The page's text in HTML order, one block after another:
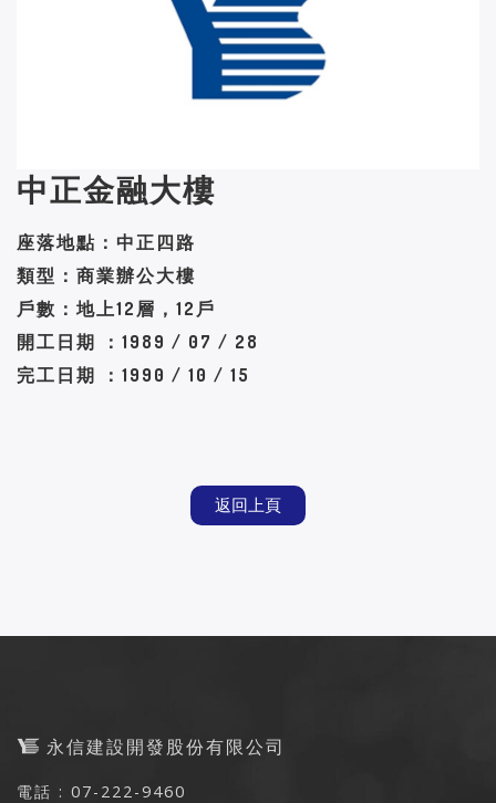
中正金融大樓
座落地點：中正四路
類型：商業辦公大樓
戶數：地上12層，12戶
開工日期 ：1989 / 07 / 28
完工日期 ：1990 / 10 / 15
返回上頁
永信建設開發股份有限公司
電話 : 07-222-9460